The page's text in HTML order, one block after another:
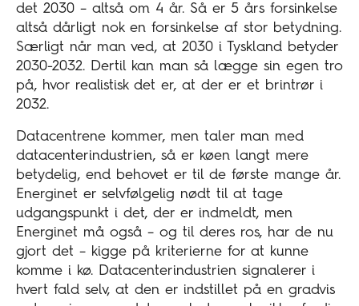
det 2030 – altså om 4 år. Så er 5 års forsinkelse
altså dårligt nok en forsinkelse af stor betydning.
Særligt når man ved, at 2030 i Tyskland betyder
2030-2032. Dertil kan man så lægge sin egen tro
på, hvor realistisk det er, at der er et brintrør i
2032.
Datacentrene kommer, men taler man med
datacenterindustrien, så er køen langt mere
betydelig, end behovet er til de første mange år.
Energinet er selvfølgelig nødt til at tage
udgangspunkt i det, der er indmeldt, men
Energinet må også – og til deres ros, har de nu
gjort det – kigge på kriterierne for at kunne
komme i kø. Datacenterindustrien signalerer i
hvert fald selv, at den er indstillet på en gradvis